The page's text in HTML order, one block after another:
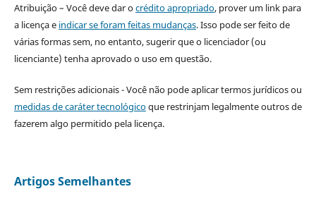
Atribuição – Você deve dar ocrédito apropriado, prover um link para
a licença e indicar se foram feitas mudanças. Isso pode ser feito de
várias formas sem, no entanto, sugerir que o licenciador (ou
licenciante) tenha aprovado o uso em questão.
Sem restrições adicionais - Você não pode aplicar termos jurídicos ou
medidas de caráter tecnológicoque restrinjam legalmente outros de
fazerem algo permitido pela licença.
Artigos Semelhantes